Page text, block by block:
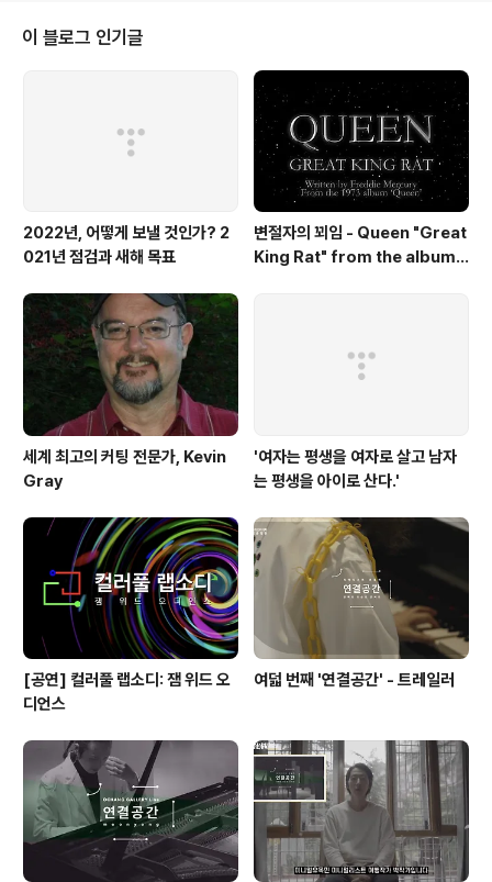
입니다! (턴테이블이 없는데 LP 어떻게 듣냐고 묻는 분들이 계시던데 그럼 상품
을...ㅋ) 선별된 금속판에 초코렛 입히 듯 무엇인가를 입혀내 건조하고 상태에 따
이 블로그 인기글
2022년, 어떻게 보낼 것인가? 2
021년 점검과 새해 목표
변절자의 꾀임 - Queen "Great
King Rat" from the album
세계 최고의 커팅 전문가, Kevin
Gray
'여자는 평생을 여자로 살고 남자
는 평생을 아이로 산다.'
[공연] 컬러풀 랩소디: 잼 위드 오
디언스
여덟 번째 '연결공간' - 트레일러